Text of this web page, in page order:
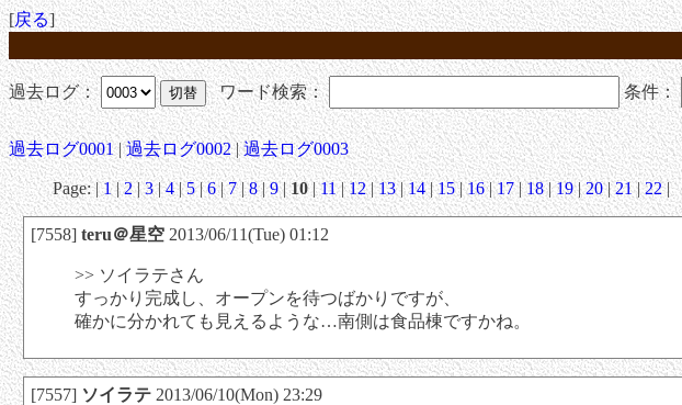
[戻る]
過去ログ： ワード検索： 条件：
過去ログ0001|過去ログ0002|過去ログ0003
Page: |1|2|3|4|5|6|7|8|9|10|11|12|13|14|15|16|17|18|19|20|21|22|
[7558] teru＠星空2013/06/11(Tue) 01:12
>> ソイラテさん
すっかり完成し、オープンを待つばかりですが、
確かに分かれても見えるような…南側は食品棟ですかね。
[7557] ソイラテ2013/06/10(Mon) 23:29